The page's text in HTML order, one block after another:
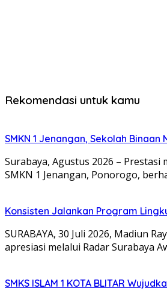
Rekomendasi untuk kamu
SMKN 1 Jenangan, Sekolah Binaan
Surabaya, Agustus 2026 –
SMKN 1 Jenangan, Ponorogo,
Konsisten Jalankan Program
SURABAYA, 30 Juli 2026, Madiun
apresiasi melalui Radar Surabaya
SMKS ISLAM 1 KOTA BLITAR